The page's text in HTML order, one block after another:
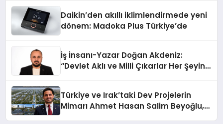
Daikin’den akıllı iklimlendirmede yeni
dönem: Madoka Plus Türkiye’de
İş İnsanı-Yazar Doğan Akdeniz:
“Devlet Aklı ve Milli Çıkarlar Her Şeyin
Türkiye ve Irak’taki Dev Projelerin
Mimarı Ahmet Hasan Salim Beyoğlu,